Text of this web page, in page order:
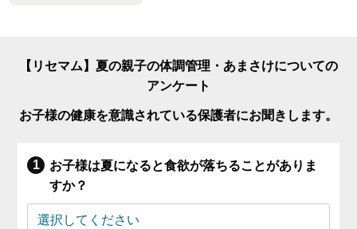
【リセマム】夏の親子の体調管理・あまさけについての
アンケート
お子様の健康を意識されている保護者にお聞きします。
お子様は夏になると食欲が落ちることがありま
すか？